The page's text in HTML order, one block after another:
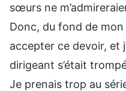
sœurs ne
Donc, du fond de
accepter ce devoir, et
dirigeant s’était
Je prenais trop au